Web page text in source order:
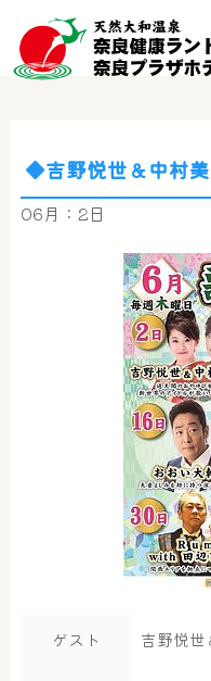
◆吉野悦世＆中村
06月：2日
ゲスト 吉野悦世